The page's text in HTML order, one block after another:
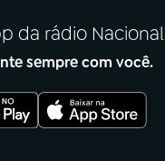
da rádio Nacional
sempre com você.